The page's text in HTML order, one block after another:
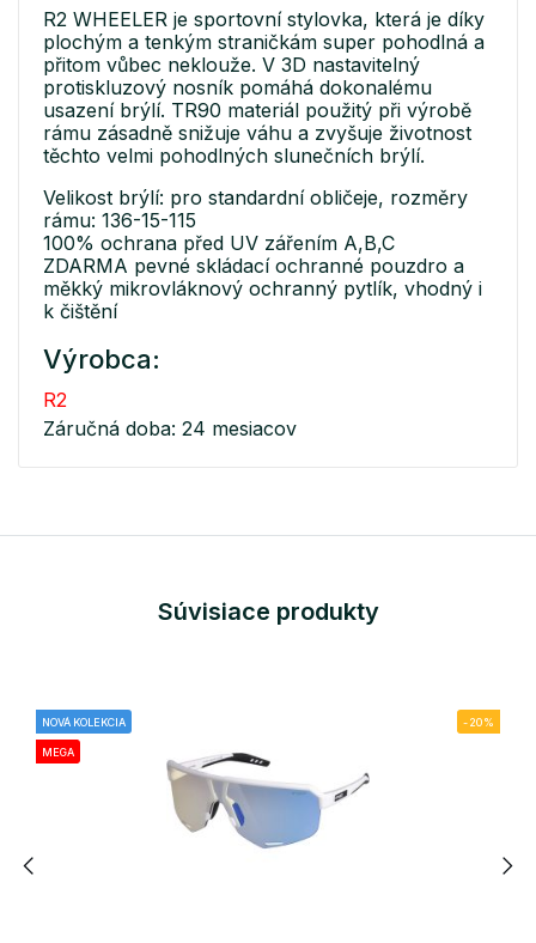
R2 WHEELER je sportovní stylovka, která je díky
plochým a tenkým straničkám super pohodlná a
přitom vůbec neklouže. V 3D nastavitelný
protiskluzový nosník pomáhá dokonalému
usazení brýlí. TR90 materiál použitý při výrobě
rámu zásadně snižuje váhu a zvyšuje životnost
těchto velmi pohodlných slunečních brýlí.
Velikost brýlí: pro standardní obličeje, rozměry
rámu: 136-15-115
100% ochrana před UV zářením A,B,C
ZDARMA pevné skládací ochranné pouzdro a
měkký mikrovláknový ochranný pytlík, vhodný i
k čištění
Výrobca:
R2
Záručná doba: 24 mesiacov
Súvisiace produkty
NOVÁ KOLEKCIA
MEGA
-20%